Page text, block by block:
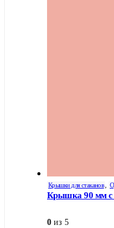
Крышки для стаканов
Крышка 90 мм с
0 из 5